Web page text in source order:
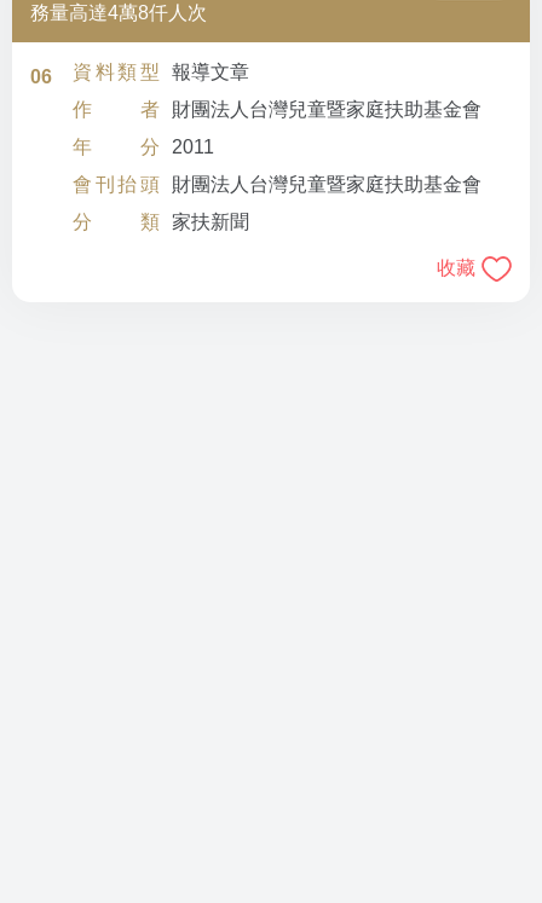
務量高達4萬8仟人次
06 資料類型
報導文章
作者
財團法人台灣兒童暨家庭扶助基金會
年分
2011
會刊抬頭
財團法人台灣兒童暨家庭扶助基金會
分類 家扶新聞
收藏